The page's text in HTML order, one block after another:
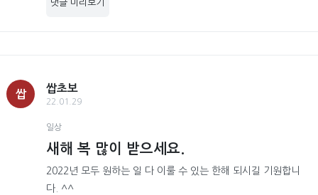
댓글 미리보기
쌉
쌉초보
22.01.29
일상
새해 복 많이 받으세요.
2022년 모두 원하는 일 다 이룰 수 있는 한해 되시길 기원합니
다. ^^